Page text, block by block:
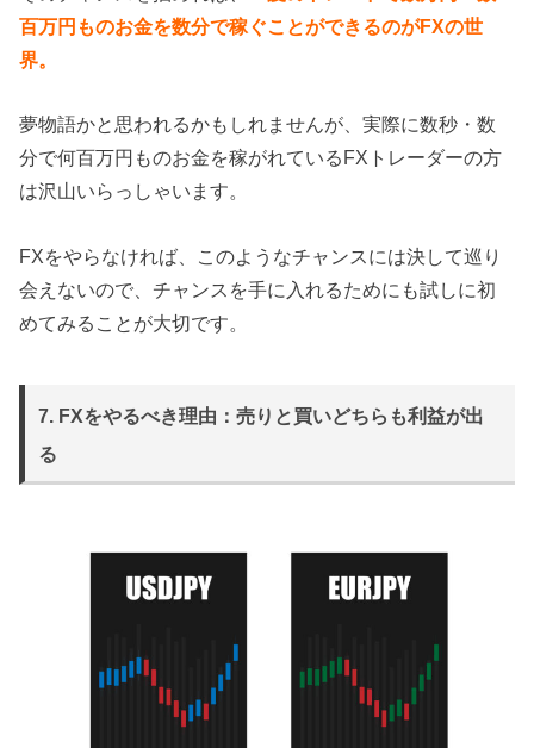
百万円ものお金を数分で稼ぐことができるのがFXの世
界。
夢物語かと思われるかもしれませんが、実際に数秒・数
分で何百万円ものお金を稼がれているFXトレーダーの方
は沢山いらっしゃいます。
FXをやらなければ、このようなチャンスには決して巡り
会えないので、チャンスを手に入れるためにも試しに初
めてみることが大切です。
7. FXをやるべき理由：売りと買いどちらも利益が出
る